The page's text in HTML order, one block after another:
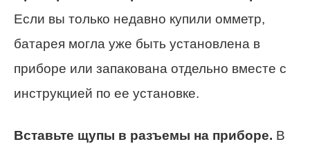
Если вы только недавно купили омметр,
батарея могла уже быть установлена в
приборе или запакована отдельно вместе с
инструкцией по ее установке.
Вставьте щупы в разъемы на приборе. В